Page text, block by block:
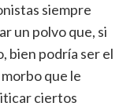
siempre
un polvo que, si
bien podría ser el
que le
ciertos